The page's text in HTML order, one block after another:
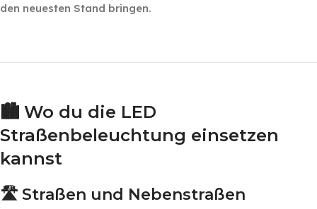
den neuesten Stand bringen.
🏙️ Wo du die LED
Straßenbeleuchtung einsetzen
kannst
🛣️ Straßen und Nebenstraßen